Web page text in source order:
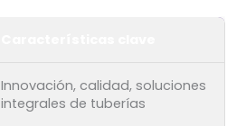
Innovación, calidad, soluciones
integrales de tuberías